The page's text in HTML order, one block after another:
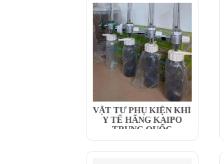
VẬT TƯ PHỤ KIỆN KHÍ
Y TẾ HÃNG KAIPO
TRUNG QUỐC